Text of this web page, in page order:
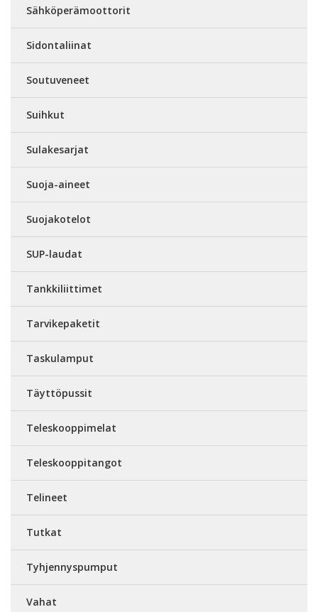
Sähköperämoottorit
Sidontaliinat
Soutuveneet
Suihkut
Sulakesarjat
Suoja-aineet
Suojakotelot
SUP-laudat
Tankkiliittimet
Tarvikepaketit
Taskulamput
Täyttöpussit
Teleskooppimelat
Teleskooppitangot
Telineet
Tutkat
Tyhjennyspumput
Vahat